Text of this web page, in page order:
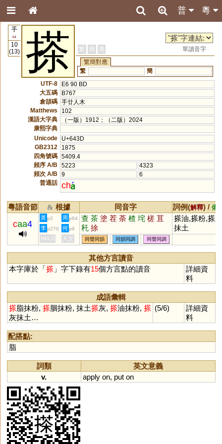
粵
普
手
64
10
(13)
搽 繁 簡 港
單讀音字
繁簡對應
繁
簡
UTF-8
E6 90 BD
大五碼
B767
倉頡碼 手廿人木
Matthews
102
漢語大字典
（一版）1912；（二版）2024
康熙字典
Unicode
U+643D
GB2312
1875
四角號碼 5409.4
頻序 A/B
5223
4323
頻次 A/B
9
6
普通話 ch
粵語音節 & 根據 同音字 詞例(解釋) / 備
caa4
黃 p2 周 p64 查 茶 塗 茬 荼 楂 垞 槎 苴
秅 捈
搽油,搽粉,搽灰
抹土
李 p270 何 p9
HKLS 人文 同聲同韻 同韻同調 同聲同調
其他方言讀音
本字庫於「 搽」字下錄有15個方言點的讀音
詳細資
料
成語彙輯
搽脂抹粉, 搽胭抹粉, 抹土搽灰, 搽油抹粉, 搽
灰抹土…
(5/6)
詳細資
料
配搭點:
脂
詞類
英文意義
v.
apply on, put on